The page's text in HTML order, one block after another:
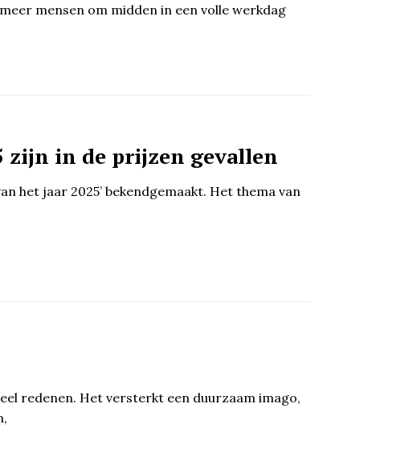
mensen om midden in een volle werkdag
zijn in de prijzen gevallen
het jaar 2025’ bekendgemaakt. Het thema van
redenen. Het versterkt een duurzaam imago,